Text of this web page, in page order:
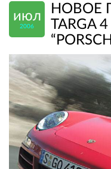
июл
2006
НОВОЕ